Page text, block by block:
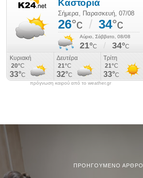
πρόγνωση καιρού από το weather.gr
ΠΡΟΗΓΟΎΜΕΝΟ ΆΡΘΡΟ